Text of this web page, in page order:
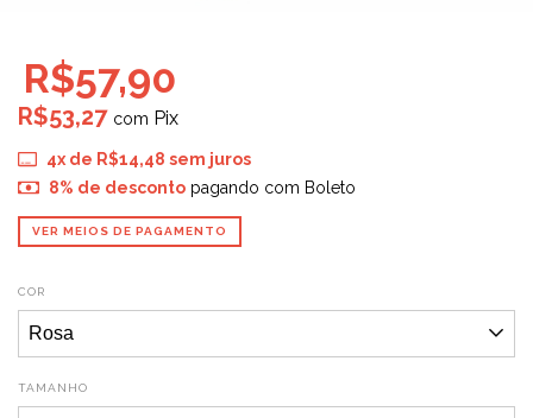
R$57,90
R$53,27 com
4x de R$14,48 sem juros
8% de descontopagando com Boleto
VER MEIOS DE PAGAMENTO
COR
TAMANHO